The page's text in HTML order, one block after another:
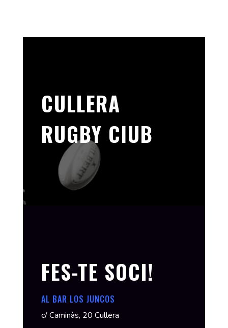
CULLERA
RUGBY ClUB
FES-TE SOCI!
AL BAR LOS JUNCOS
c/ Caminàs, 20 Cullera